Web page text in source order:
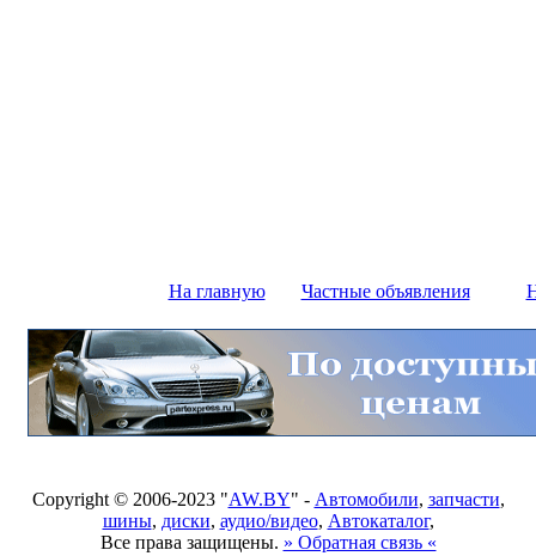
На главную Частные объявления
Copyright © 2006-2023 "AW.BY" - Автомобили, запчасти,
шины, диски, аудио/видео, Автокаталог,
Все права защищены. » Обратная связь «